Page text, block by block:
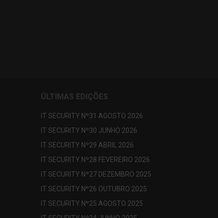
ÚLTIMAS EDIÇÕES
IT SECURITY Nº31 AGOSTO 2026
IT SECURITY Nº30 JUNHO 2026
IT SECURITY Nº29 ABRIL 2026
IT SECURITY Nº28 FEVEREIRO 2026
IT SECURITY Nº27 DEZEMBRO 2025
IT SECURITY Nº26 OUTUBRO 2025
IT SECURITY Nº25 AGOSTO 2025